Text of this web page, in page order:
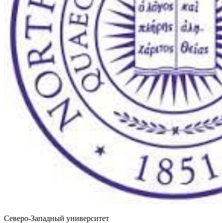
Северо-Западный университет